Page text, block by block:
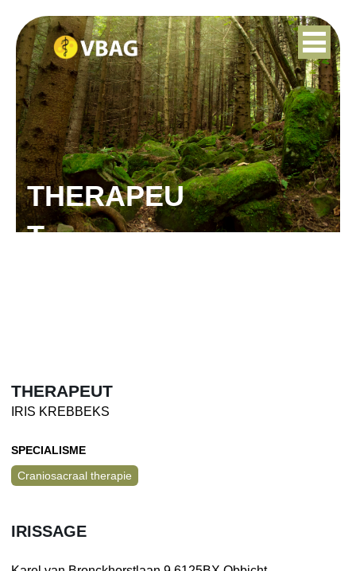
THERAPEU
T
THERAPEUT
IRIS KREBBEKS
SPECIALISME
Craniosacraal therapie
IRISSAGE